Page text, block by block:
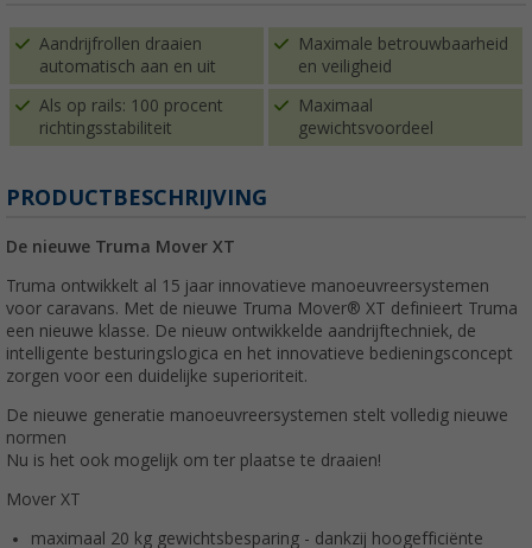
Aandrijfrollen draaien
automatisch aan en uit
Maximale betrouwbaarheid
en veiligheid
Als op rails: 100 procent
richtingsstabiliteit
Maximaal
gewichtsvoordeel
PRODUCTBESCHRIJVING
De nieuwe Truma Mover XT
Truma ontwikkelt al 15 jaar innovatieve manoeuvreersystemen
voor caravans. Met de nieuwe Truma Mover® XT definieert Truma
een nieuwe klasse. De nieuw ontwikkelde aandrijftechniek, de
intelligente besturingslogica en het innovatieve bedieningsconcept
zorgen voor een duidelijke superioriteit.
De nieuwe generatie manoeuvreersystemen stelt volledig nieuwe
normen
Nu is het ook mogelijk om ter plaatse te draaien!
Mover XT
maximaal 20 kg gewichtsbesparing - dankzij hoogefficiënte